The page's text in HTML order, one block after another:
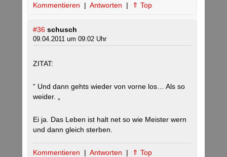
Kommentieren | Antworten | ⇑ Top
#36 schusch
09.04.2011 um 09:02 Uhr
ZITAT:
“ Und dann gehts wieder von vorne los… Als so
weider. „
Ei ja. Das Leben ist halt net so wie Meister wern
und dann gleich sterben.
Kommentieren | Antworten | ⇑ Top